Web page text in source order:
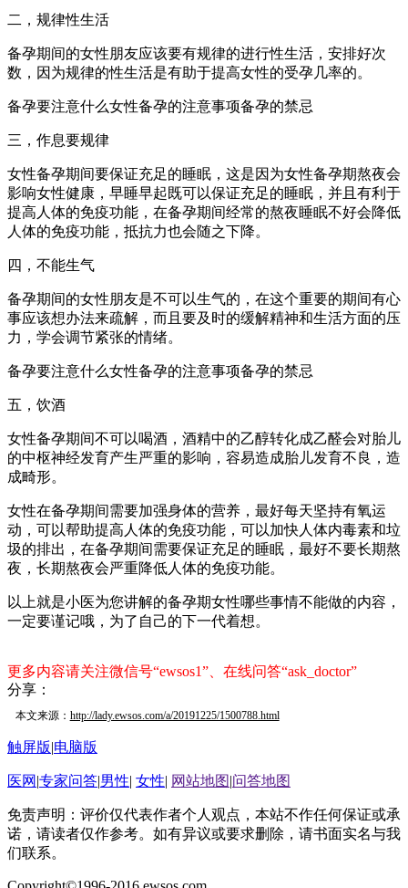
二，规律性生活
备孕期间的女性朋友应该要有规律的进行性生活，安排好次
数，因为规律的性生活是有助于提高女性的受孕几率的。
备孕要注意什么女性备孕的注意事项备孕的禁忌
三，作息要规律
女性备孕期间要保证充足的睡眠，这是因为女性备孕期熬夜会
影响女性健康，早睡早起既可以保证充足的睡眠，并且有利于
提高人体的免疫功能，在备孕期间经常的熬夜睡眠不好会降低
人体的免疫功能，抵抗力也会随之下降。
四，不能生气
备孕期间的女性朋友是不可以生气的，在这个重要的期间有心
事应该想办法来疏解，而且要及时的缓解精神和生活方面的压
力，学会调节紧张的情绪。
备孕要注意什么女性备孕的注意事项备孕的禁忌
五，饮酒
女性备孕期间不可以喝酒，酒精中的乙醇转化成乙醛会对胎儿
的中枢神经发育产生严重的影响，容易造成胎儿发育不良，造
成畸形。
女性在备孕期间需要加强身体的营养，最好每天坚持有氧运
动，可以帮助提高人体的免疫功能，可以加快人体内毒素和垃
圾的排出，在备孕期间需要保证充足的睡眠，最好不要长期熬
夜，长期熬夜会严重降低人体的免疫功能。
以上就是小医为您讲解的备孕期女性哪些事情不能做的内容，
一定要谨记哦，为了自己的下一代着想。
更多内容请关注微信号“ewsos1”、在线问答“ask_doctor”
分享：
本文来源： http://lady.ewsos.com/a/20191225/1500788.html
触屏版|电脑版
医网 |专家问答|男性| 女性| 网站地图 |问答地图
免责声明：评价仅代表作者个人观点，本站不作任何保证或承
诺，请读者仅作参考。如有异议或要求删除，请书面实名与我
们联系。